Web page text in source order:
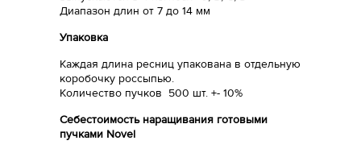
Диапазон длин от 7 до 14 мм
Упаковка
Каждая длина ресниц упакована в отдельную
коробочку россыпью.
Количество пучков 500 шт. +- 10%
Себестоимость наращивания готовыми
пучками Novel